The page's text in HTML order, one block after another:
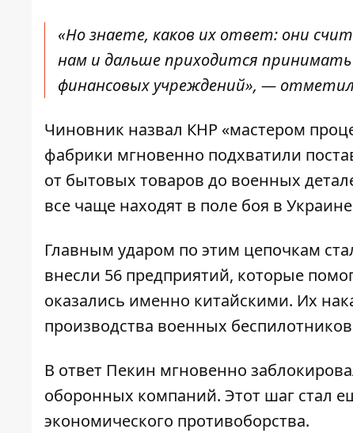
«Но знаете, каков их ответ: они
нам и дальше приходится
финансовых учреждений», —
Чиновник назвал КНР «мастером
фабрики мгновенно подхватили
от бытовых товаров до военных
все чаще находят в поле боя в
Главным ударом по этим цепочкам
внесли 56 предприятий, которые
оказались именно китайскими. Их
производства военных
В ответ Пекин мгновенно
оборонных компаний. Этот шаг стал
экономического противоборства.